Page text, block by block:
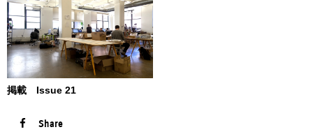
掲載 Issue 21
Share